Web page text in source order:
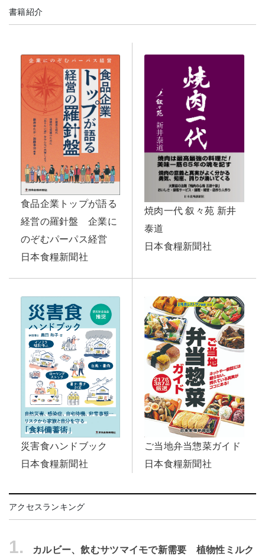
書籍紹介
食品企業トップが語る
経営の羅針盤 企業に
のぞむパーパス経営
日本食糧新聞社
焼肉一代 叙々苑 新井
泰道
日本食糧新聞社
災害食ハンドブック
日本食糧新聞社
ご当地弁当惣菜ガイド
日本食糧新聞社
アクセスランキング
1.
カルビー、飲むサツマイモで新需要 植物性ミルク